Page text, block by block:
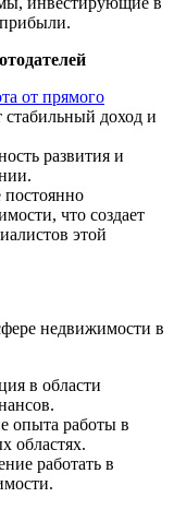
от прямого
стабильный доход и
развития и
что создает
этой
недвижимости в
в области
опыта работы в
областях.
работать в